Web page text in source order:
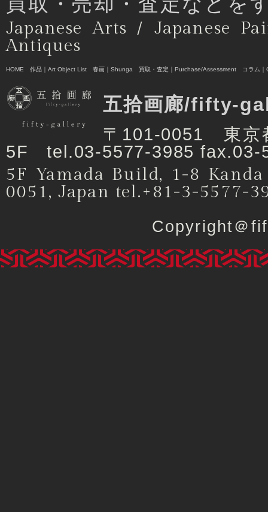
Japanese Arts / Japanese
Antiques
HOME 作品｜Art Object List 春画｜Shunga 買取・査定｜Purchase/Assessment コラム｜
五拾画廊/fifty-
〒101-0051 東京
5F tel.03-5577-3985 fax.03-
5F Yamada Build, 1-8
0051, Japan tel.+81-3-5577-
Copyright＠